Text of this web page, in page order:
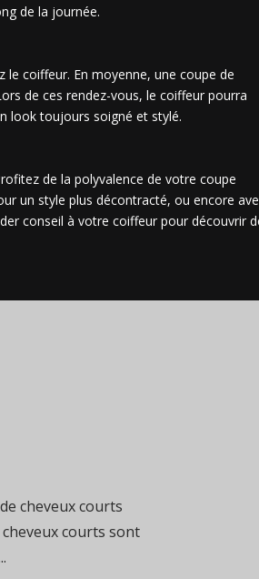
de la journée.
coiffeur. En moyenne, une coupe de
de ces rendez-vous, le coiffeur pourra
look toujours soigné et stylé.
de la polyvalence de votre coupe
un style plus décontracté, ou encore
conseil à votre coiffeur pour découvrir
cheveux courts
courts sont